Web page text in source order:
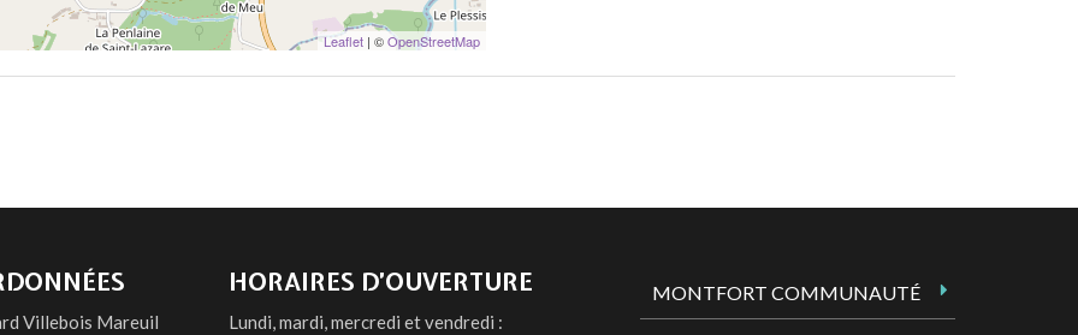
Leaflet | ©OpenStreetMap
Villebois Mareuil
HORAIRES D’OUVERTURE
Lundi, mardi, mercredi et vendredi :
MONTFORT COMMUNAUTÉ